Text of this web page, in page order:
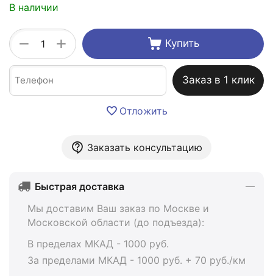
В наличии
+
− Купить
Заказ в 1 клик
Отложить
Заказать консультацию
Быстрая доставка
Мы доставим Ваш заказ по Москве и
Московской области (до подъезда):
В пределах МКАД - 1000 руб.
За пределами МКАД - 1000 руб. + 70 руб./км